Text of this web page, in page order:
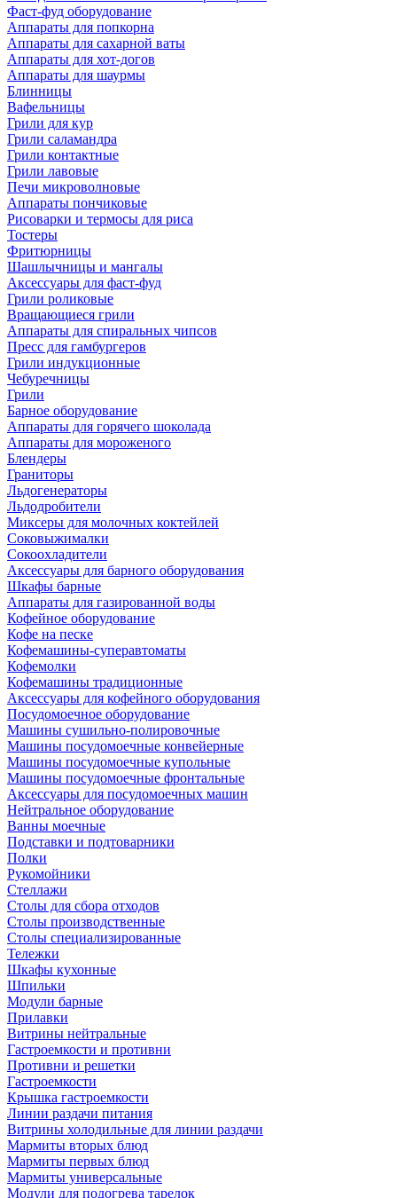
Фаст-фуд оборудование
Аппараты для попкорна
Аппараты для сахарной ваты
Аппараты для хот-догов
Аппараты для шаурмы
Блинницы
Вафельницы
Грили для кур
Грили саламандра
Грили контактные
Грили лавовые
Печи микроволновые
Аппараты пончиковые
Рисоварки и термосы для риса
Тостеры
Фритюрницы
Шашлычницы и мангалы
Аксессуары для фаст-фуд
Грили роликовые
Вращающиеся грили
Аппараты для спиральных чипсов
Пресс для гамбургеров
Грили индукционные
Чебуречницы
Грили
Барное оборудование
Аппараты для горячего шоколада
Аппараты для мороженого
Блендеры
Граниторы
Льдогенераторы
Льдодробители
Миксеры для молочных коктейлей
Соковыжималки
Сокоохладители
Аксессуары для барного оборудования
Шкафы барные
Аппараты для газированной воды
Кофейное оборудование
Кофе на песке
Кофемашины-суперавтоматы
Кофемолки
Кофемашины традиционные
Аксессуары для кофейного оборудования
Посудомоечное оборудование
Машины сушильно-полировочные
Машины посудомоечные конвейерные
Машины посудомоечные купольные
Машины посудомоечные фронтальные
Аксессуары для посудомоечных машин
Нейтральное оборудование
Ванны моечные
Подставки и подтоварники
Полки
Рукомойники
Стеллажи
Столы для сбора отходов
Столы производственные
Столы специализированные
Тележки
Шкафы кухонные
Шпильки
Модули барные
Прилавки
Витрины нейтральные
Гастроемкости и противни
Противни и решетки
Гастроемкости
Крышка гастроемкости
Линии раздачи питания
Витрины холодильные для линии раздачи
Мармиты вторых блюд
Мармиты первых блюд
Мармиты универсальные
Модули для подогрева тарелок